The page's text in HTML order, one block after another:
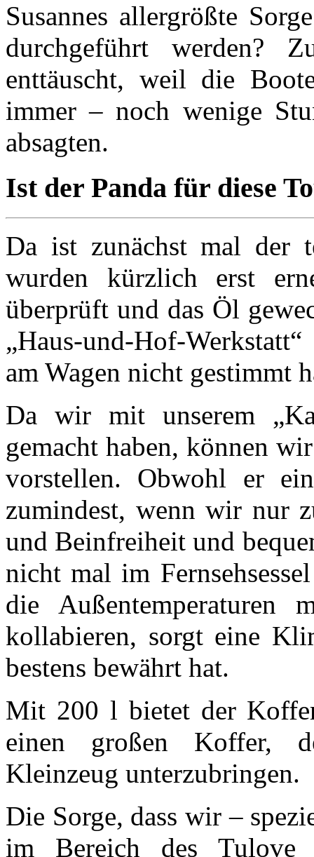
Susannes allergrößte
durchgeführt
enttäuscht, weil die
immer – noch wenige
absagten.
Ist der Panda für diese
Da ist zunächst mal der
wurden kürzlich erst
überprüft und das Öl
„Haus-und-Hof-
am Wagen nicht gestimmt
Da wir mit unserem
gemacht haben, können
vorstellen. Obwohl er
zumindest, wenn wir nur
und Beinfreiheit und
nicht mal im
die Außentemperaturen
kollabieren, sorgt eine
bestens bewährt hat.
Mit 200 l bietet der
einen großen Koffer,
Kleinzeug unterzubringen.
Die Sorge, dass wir –
im Bereich des Tulove